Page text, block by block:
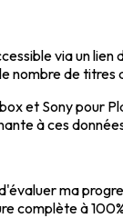
via un lien
nombre de
et Sony pour
à ces
ma
complète à